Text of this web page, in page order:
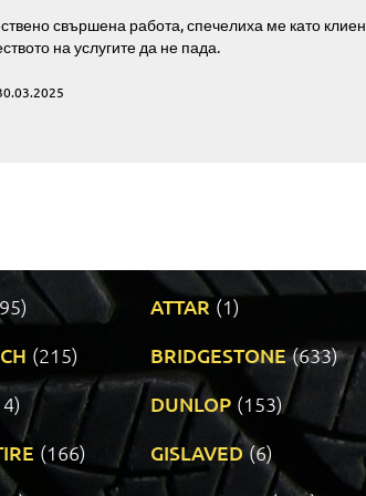
свършена работа, спечелиха ме като
на услугите да не пада.
ATTAR (1)
(215) BRIDGESTONE (633)
DUNLOP (153)
(166) GISLAVED (6)